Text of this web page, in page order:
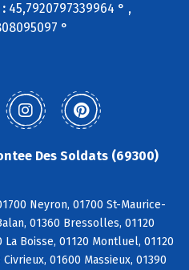
45,7920797339964 ° ,
°
Des Soldats (69300)
Neyron, 01700 St-Maurice-
01360 Bressolles, 01120
La Boisse, 01120 Montluel, 01120
01600 Massieux, 01390